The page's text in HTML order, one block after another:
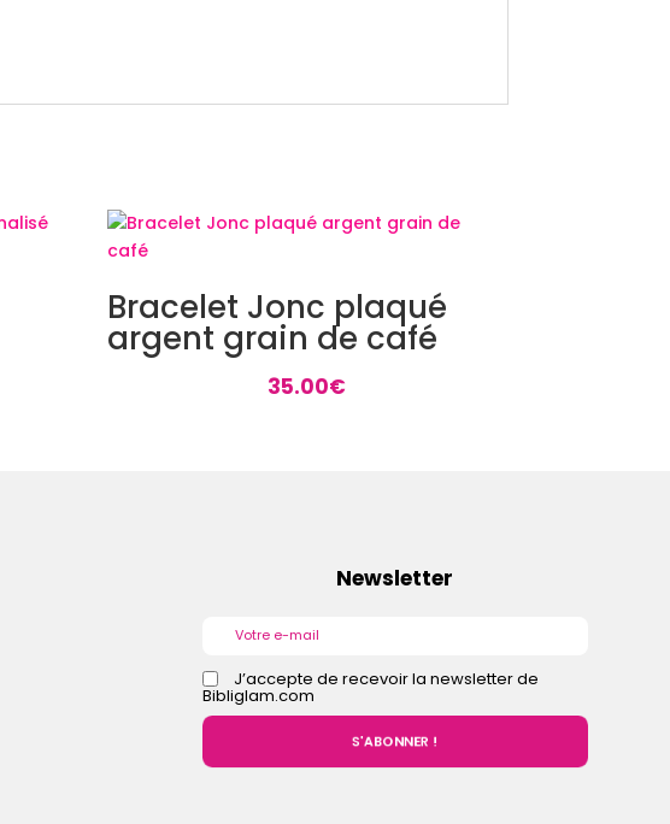
Bracelet Jonc plaqué
argent grain de café
35.00€
Newsletter
J’accepte de recevoir la newsletter de
Bibliglam.com